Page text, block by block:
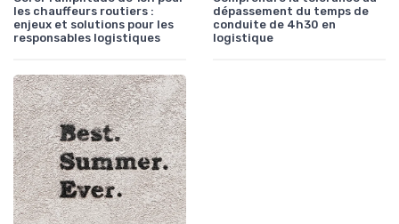
les chauffeurs routiers :
enjeux et solutions pour les
responsables logistiques
dépassement du temps de
conduite de 4h30 en
logistique